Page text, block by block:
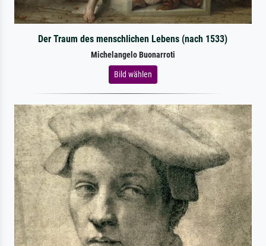
Der Traum des menschlichen Lebens (nach 1533)
Michelangelo Buonarroti
Bild wählen